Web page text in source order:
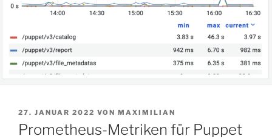
VERÖFFENTLICHT
AM
27. JANUAR 2022 VON MAXIMILIAN
Prometheus-Metriken für Puppet